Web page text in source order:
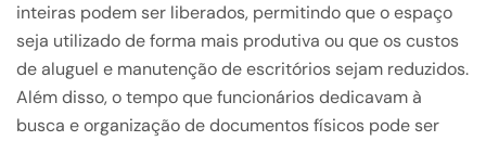
inteiras podem ser liberados, permitindo que o espaço
seja utilizado de forma mais produtiva ou que os custos
de aluguel e manutenção de escritórios sejam reduzidos.
Além disso, o tempo que funcionários dedicavam à
busca e organização de documentos físicos pode ser